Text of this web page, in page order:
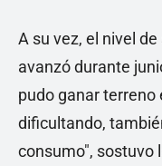
A su vez, el nivel
avanzó durante
pudo ganar terreno
dificultando,
consumo", sostuvo